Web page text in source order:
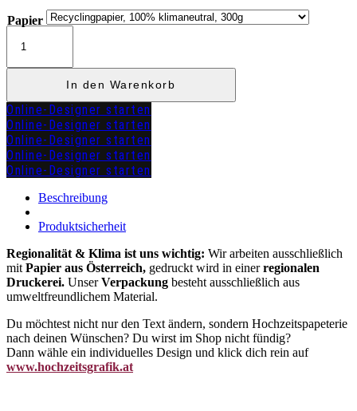
zuzügl.Versandkosten
Papier
Tischkarte
"MICHAELA"
In den Warenkorb
Online-Designer starten
Online-Designer starten
Online-Designer starten
Online-Designer starten
Online-Designer starten
Beschreibung
Produktsicherheit
Regionalität & Klima ist uns wichtig: Wir arbeiten ausschließlich
mit Papier aus Österreich, gedruckt wird in einerregionalen
Druckerei. UnserVerpackung besteht ausschließlich aus
umweltfreundlichem Material.
Du möchtest nicht nur den Text ändern, sondern Hochzeitspapeterie
nach deinen Wünschen? Du wirst im Shop nicht fündig?
Dann wähle ein individuelles Design und klick dich rein auf
www.hochzeitsgrafik.at